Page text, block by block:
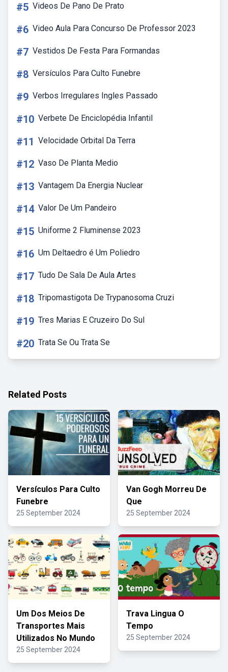
#5 Videos De Pano De Prato
#6 Video Aula Para Concurso De Professor 2023
#7 Vestidos De Festa Para Formandas
#8 Versículos Para Culto Funebre
#9 Verbos Irregulares Ingles Passado
#10 Verbete De Enciclopédia Infantil
#11 Velocidade Orbital Da Terra
#12 Vaso De Planta Medio
#13 Vantagem Da Energia Nuclear
#14 Valor De Um Pandeiro
#15 Uniforme 2 Fluminense 2023
#16 Um Deltaedro é Um Poliedro
#17 Tudo De Sala De Aula Artes
#18 Tripomastigota De Trypanosoma Cruzi
#19 Tres Marias E Cruzeiro Do Sul
#20 Trata Se Ou Trata Se
Related Posts
Versículos Para Culto
Funebre
25 September 2024
Van Gogh Morreu De
Que
25 September 2024
Um Dos Meios De
Transportes Mais
Utilizados No Mundo
25 September 2024
Trava Lingua O
Tempo
25 September 2024